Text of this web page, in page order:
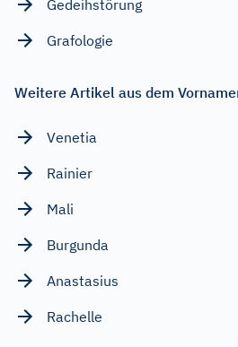
Gedeihstörung
Grafologie
Weitere Artikel aus dem
Venetia
Rainier
Mali
Burgunda
Anastasius
Rachelle